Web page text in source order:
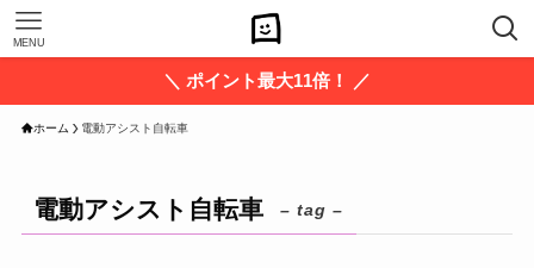
MENU
＼ ポイント最大11倍！ ／
ホーム 電動アシスト自転車
電動アシスト自転車 – tag –